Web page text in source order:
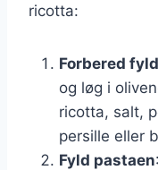
ricotta:
Forbered
og løg i
ricotta, salt,
persille eller
Fyld pastaen